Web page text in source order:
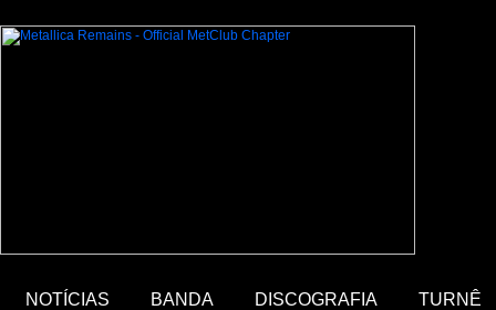
NOTÍCIAS BANDA DISCOGRAFIA TURNÊ